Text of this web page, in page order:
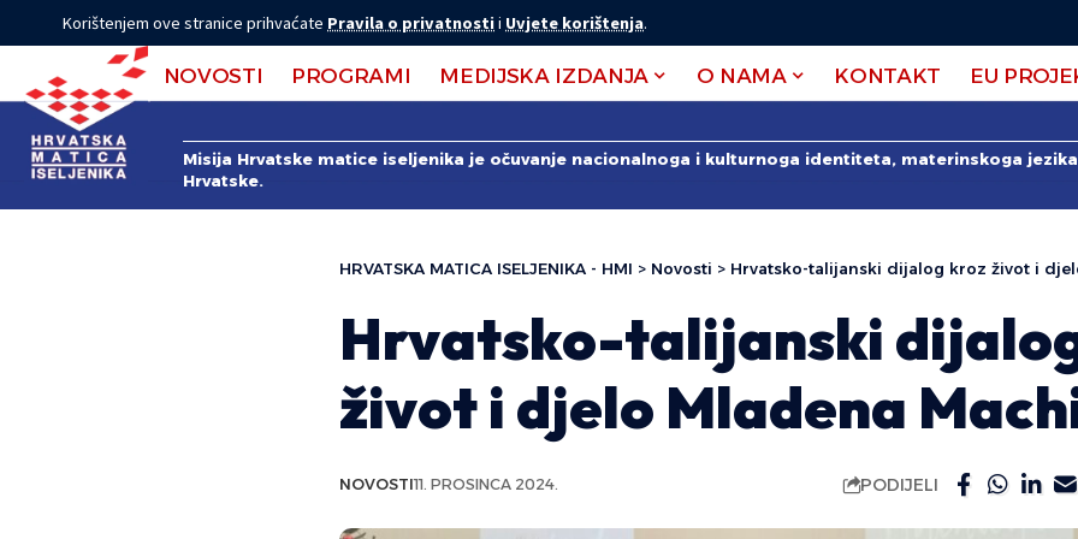
Korištenjem ove stranice prihvaćate Pravila o privatnostii Uvjete korištenja.
NOVOSTI PROGRAMI MEDIJSKA IZDANJA O NAMA KONTAKT EU
Misija Hrvatske matice iseljenika je očuvanje nacionalnoga i kulturnoga identiteta, materinskoga
Hrvatske.
HRVATSKA MATICA ISELJENIKA - HMI > Novosti > Hrvatsko-talijanski dijalog kroz život i
Hrvatsko-talijanski
život i djelo Mladena
NOVOSTI11. PROSINCA 2024. PODIJELI